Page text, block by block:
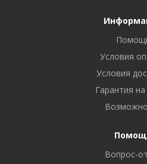
Условия
Условия
Гарантия
Вопрос-